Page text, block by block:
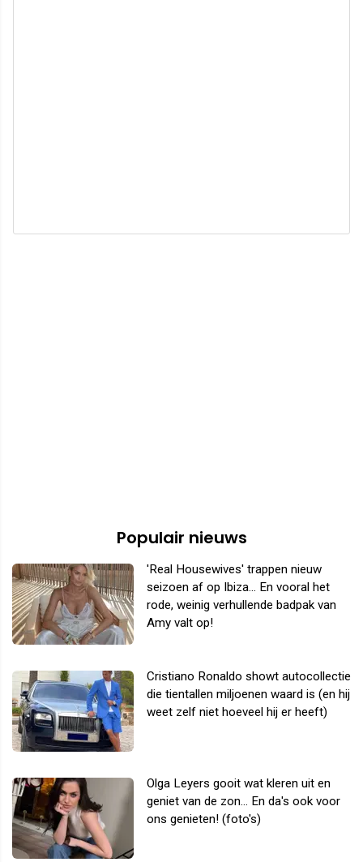
Populair nieuws
'Real Housewives' trappen nieuw
seizoen af op Ibiza... En vooral het
rode, weinig verhullende badpak van
Amy valt op!
Cristiano Ronaldo showt autocollectie
die tientallen miljoenen waard is (en hij
weet zelf niet hoeveel hij er heeft)
Olga Leyers gooit wat kleren uit en
geniet van de zon... En da's ook voor
ons genieten! (foto's)